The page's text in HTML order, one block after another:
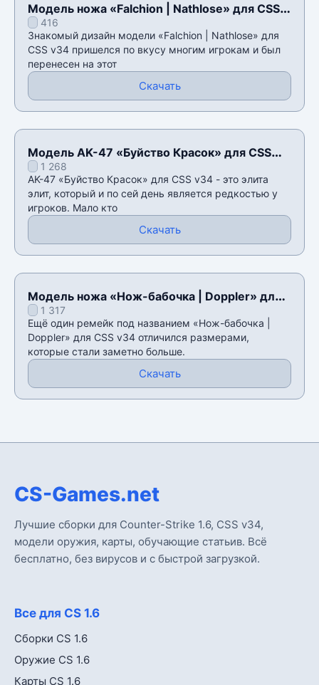
Модель ножа «Falchion | Nathlose» для CSS
v34416
Знакомый дизайн модели «Falchion | Nathlose» для
CSS v34 пришелся по вкусу многим игрокам и был
перенесен на этот
Скачать
Модель AK-47 «Буйство Красок» для CSS
v341 268
AK-47 «Буйство Красок» для CSS v34 - это элита
элит, который и по сей день является редкостью у
игроков. Мало кто
Скачать
Модель ножа «Нож-бабочка | Doppler» для
CSS v34
1 317
Ещё один ремейк под названием «Нож-бабочка |
Doppler» для CSS v34 отличился размерами,
которые стали заметно больше.
Скачать
CS-Games.net
Лучшие сборки для Counter-Strike 1.6, CSS v34,
модели оружия, карты, обучающие статьив. Всё
бесплатно, без вирусов и с быстрой загрузкой.
Все для CS 1.6
Сборки CS 1.6
Оружие CS 1.6
Карты CS 1.6